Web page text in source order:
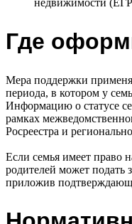
недвижимости
Где
Мера поддержки
периода, в котором у
Информацию о статусе
рамках
Росреестра и
Если семья имеет право
родителей может подать
приложив